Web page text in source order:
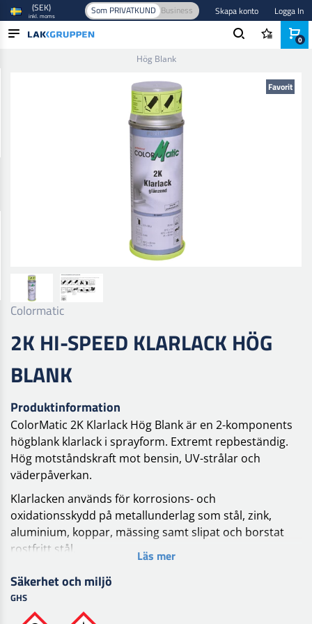
(SEK)
inkl. moms Som PRIVATKUND Business Skapa konto Logga In
Hög Blank
Favorit
Colormatic
2K HI-SPEED KLARLACK HÖG
BLANK
Produktinformation
ColorMatic 2K Klarlack Hög Blank är en 2-komponents
högblank klarlack i sprayform. Extremt repbeständig.
Hög motståndskraft mot bensin, UV-strålar och
väderpåverkan.
Klarlacken används för korrosions- och
oxidationsskydd på metallunderlag som stål, zink,
aluminium, koppar, mässing samt slipat och borstat
rostfritt stål.
På grund av sin snabba torktid, mycket goda flöde och
enkel polering är ColorMatic 2K klarlack särskilt lämplig
för punktreparationer. Använd ColorMatic
Läs mer
Säkerhet och miljö
GHS
0